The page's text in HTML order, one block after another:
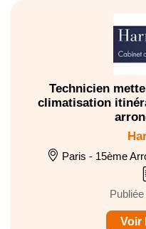
Technicien
climatisation
Paris - 15ème
Voir